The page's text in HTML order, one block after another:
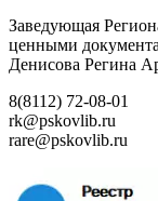
Заведующая
ценными
Денисова Регина
8(8112) 72-08-01
rk@pskovlib.ru
rare@pskovlib.ru